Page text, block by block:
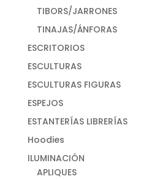
TIBORS/JARRONES
TINAJAS/ÁNFORAS
ESCRITORIOS
ESCULTURAS
ESCULTURAS FIGURAS
ESPEJOS
ESTANTERÍAS LIBRERÍAS
Hoodies
ILUMINACIÓN
APLIQUES